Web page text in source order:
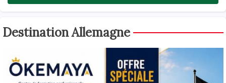
Destination Allemagne